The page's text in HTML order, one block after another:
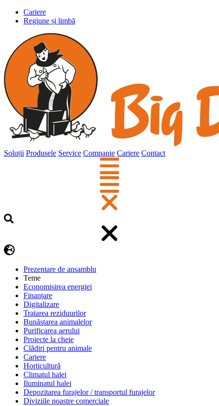
Cariere
Regiune și limbă
Soluții Produsele Service Companie Cariere Contact
Prezentare de ansamblu
Teme
Economisirea energiei
Finanțare
Digitalizare
Tratarea reziduurilor
Bunăstarea animalelor
Purificarea aerului
Proiecte la cheie
Clădiri pentru animale
Cariere
Horticultură
Climatul halei
Iluminatul halei
Depozitarea furajelor / transportul furajelor
Diviziile noastre comerciale